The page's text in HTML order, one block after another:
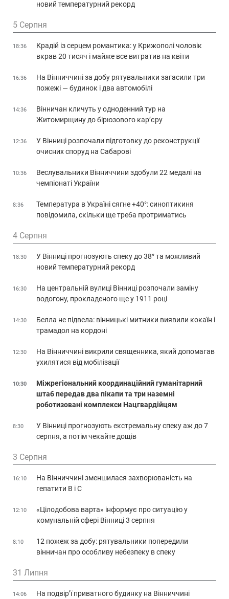
новий температурний рекорд
5 Серпня
18:36
Крадій із серцем романтика: у Крижополі чоловік
вкрав 20 тисяч і майже все витратив на квіти
16:36
На Вінниччині за добу рятувальники загасили три
пожежі — будинок і два автомобілі
14:36
Вінничан кличуть у одноденний тур на
Житомирщину до бірюзового кар’єру
12:36
У Вінниці розпочали підготовку до реконструкції
очисних споруд на Сабарові
10:36
Веслувальники Вінниччини здобули 22 медалі на
чемпіонаті України
8:36
Температура в Україні сягне +40°: синоптикиня
повідомила, скільки ще треба протриматись
4 Серпня
18:30
У Вінниці прогнозують спеку до 38° та можливий
новий температурний рекорд
16:30
На центральній вулиці Вінниці розпочали заміну
водогону, прокладеного ще у 1911 році
14:30
Белла не підвела: вінницькі митники виявили кокаїн і
трамадол на кордоні
12:30
На Вінниччині викрили священника, який допомагав
ухилятися від мобілізації
10:30
Міжрегіональний координаційний гуманітарний
штаб передав два пікапи та три наземні
роботизовані комплекси Нацгвардійцям
8:30
У Вінниці прогнозують екстремальну спеку аж до 7
серпня, а потім чекайте дощів
3 Серпня
16:10
На Вінниччині зменшилася захворюваність на
гепатити В і С
12:10
«Цілодобова варта» інформує про ситуацію у
комунальній сфері Вінниці 3 серпня
8:10
12 пожеж за добу: рятувальники попередили
вінничан про особливу небезпеку в спеку
31 Липня
14:06
На подвір’ї приватного будинку на Вінниччині